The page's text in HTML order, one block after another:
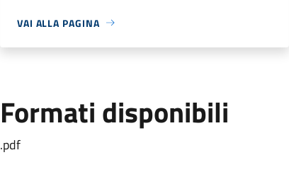
VAI ALLA PAGINA
Formati disponibili
.pdf